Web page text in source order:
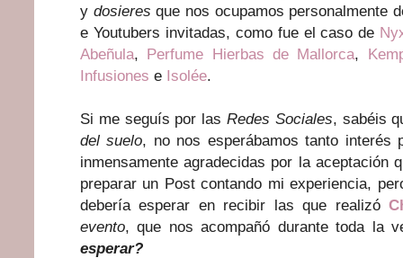
y dosieres que nos ocupamos personalmente
e Youtubers invitadas, como fue el caso de
Abeñula, Perfume Hierbas de Mallorca,
Infusiones e Isolée.
Si me seguís por las Redes Sociales, sabéis
del suelo, no nos esperábamos tanto
inmensamente agradecidas por la aceptación
preparar un Post contando mi experiencia,
debería esperar en recibir las que realizó
evento, que nos acompañó durante toda la
esperar?